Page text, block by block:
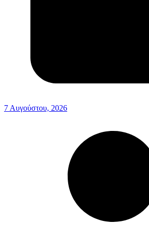
7 Αυγούστου, 2026